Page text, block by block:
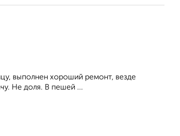
выполнен хороший ремонт, везде
Не доля. В пешей ...